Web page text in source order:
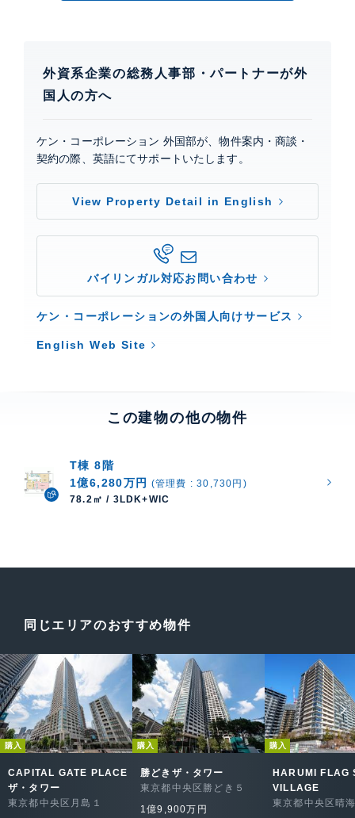
外資系企業の総務人事部・パートナーが外
国人の方へ
ケン・コーポレーション 外国部が、物件案内・商談・
契約の際、英語にてサポートいたします。
View Property Detail in English
バイリンガル対応お問い合わせ
ケン・コーポレーションの外国人向けサービス
English Web Site
この建物の他の物件
T棟 8階
1億6,280万円 (管理費 : 30,730円)
78.2㎡ / 3LDK+WIC
同じエリアのおすすめ物件
購入
CAPITAL GATE PLACE
ザ・タワー
東京都中央区月島１
購入
勝どきザ・タワー
東京都中央区勝どき５
1億9,900万円
購入
HARUMI FLAG
VILLAGE
東京都中央区晴